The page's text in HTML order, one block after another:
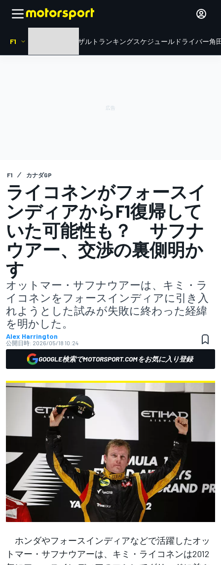
F1 リザルト ランキングスケジュール ドライバー角
F1 カナダGP
ライコネンがフォースイ
ンディアからF1復帰して
いた可能性も？ サフナ
ウアー、交渉の裏側明か
す
オットマー・サフナウアーは、キミ・ラ
イコネンをフォースインディアに引き入
れようとした試みが失敗に終わった経緯
を明かした。
Alex Harrington
公開日時: 2026/05/18 10:24
GOOGLE検索でMOTORSPORT.COMをお気に入り登録
ホンダやフォースインディアなどで活躍したオッ
トマー・サフナウアーは、キミ・ライコネンは2012